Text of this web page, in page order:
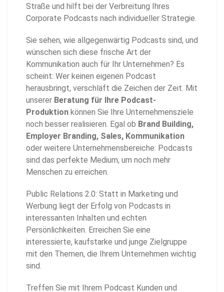
Straße und hilft bei der Verbreitung Ihres
Corporate Podcasts nach individueller Strategie.
Sie sehen, wie allgegenwärtig Podcasts sind, und
wünschen sich diese frische Art der
Kommunikation auch für Ihr Unternehmen? Es
scheint: Wer keinen eigenen Podcast
herausbringt, verschläft die Zeichen der Zeit. Mit
unserer Beratung für Ihre Podcast-
Produktion können Sie Ihre Unternehmensziele
noch besser realisieren. Egal ob Brand Building,
Employer Branding, Sales, Kommunikation
oder weitere Unternehmensbereiche: Podcasts
sind das perfekte Medium, um noch mehr
Menschen zu erreichen.
Public Relations 2.0: Statt in Marketing und
Werbung liegt der Erfolg von Podcasts in
interessanten Inhalten und echten
Persönlichkeiten. Erreichen Sie eine
interessierte, kaufstarke und junge Zielgruppe
mit den Themen, die Ihrem Unternehmen wichtig
sind.
Treffen Sie mit Ihrem Podcast Kunden und